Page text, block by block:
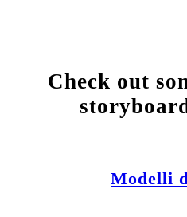
Check out
Modelli